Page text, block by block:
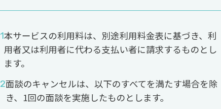
本サービスの利用料は、別途利用料金表に基づき、利
用者又は利用者に代わる支払い者に請求するものとし
ます。
面談のキャンセルは、以下のすべてを満たす場合を除
き、1回の面談を実施したものとします。